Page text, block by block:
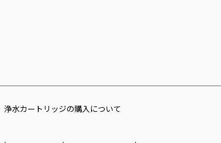
浄水カートリッジの購入について